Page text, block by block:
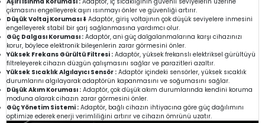
çıkmasını engelleyerek aşırı ısınmayı önler ve güvenliği artırır.
Düşük Voltaj Koruması ⬇️ Adaptör, giriş voltajının çok düşük seviyelere inmesini
engelleyerek stabil bir şarj sağlanmasına yardımcı olur.
Güç Dalgası Koruması : Adaptör, ani güç dalgalanmalarına karşı cihazınızı
korur, böylece elektronik bileşenlerin zarar görmesini önler.
Yüksek Frekans Gürültü Filtresi : Adaptör, yüksek frekanslı elektriksel gürültüyü
filtreleyerek cihazın düzgün çalışmasını sağlar ve parazitleri azaltır.
Yüksek Sıcaklık Algılayıcı Sensör : Adaptör içindeki sensörler, yüksek sıcaklık
durumlarını algılayarak adaptörün kapanmasını ve soğumasını sağlar.
Düşük Akım Koruması : Adaptör, çok düşük akım durumlarında kendini koruma
moduna alarak cihazın zarar görmesini önler.
Güç Yönetim Sistemi : Adaptör, bağlı cihazın ihtiyacına göre güç dağılımını
optimize ederek enerji verimliliğini artırır ve cihazın ömrünü uzatır.